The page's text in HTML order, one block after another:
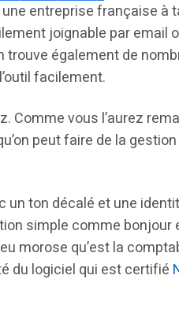
entreprise française à
joignable par email
trouve également de
facilement.
Comme vous l’aurez
peut faire de la
un ton décalé et une
simple comme
morose qu’est la
du logiciel qui est certifié